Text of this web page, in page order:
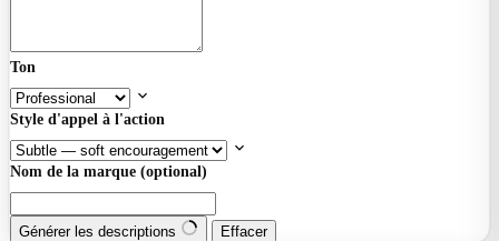
Ton
Style d'appel à l'action
Nom de la marque (optional)
Générer les descriptions Effacer